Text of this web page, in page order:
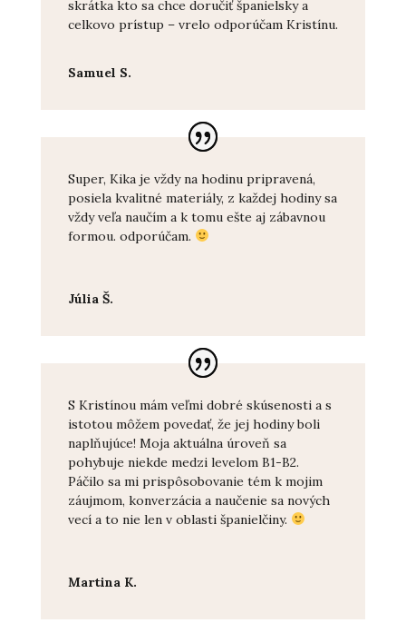
skrátka kto sa chce doručiť španielsky a
celkovo prístup – vrelo odporúčam Kristínu.
Samuel S.
Super, Kika je vždy na hodinu pripravená,
posiela kvalitné materiály, z každej hodiny sa
vždy veľa naučím a k tomu ešte aj zábavnou
formou. odporúčam.
Júlia Š.
S Kristínou mám veľmi dobré skúsenosti a s
istotou môžem povedať, že jej hodiny boli
naplňujúce! Moja aktuálna úroveň sa
pohybuje niekde medzi levelom B1-B2.
Páčilo sa mi prispôsobovanie tém k mojim
záujmom, konverzácia a naučenie sa nových
vecí a to nie len v oblasti španielčiny.
Martina K.